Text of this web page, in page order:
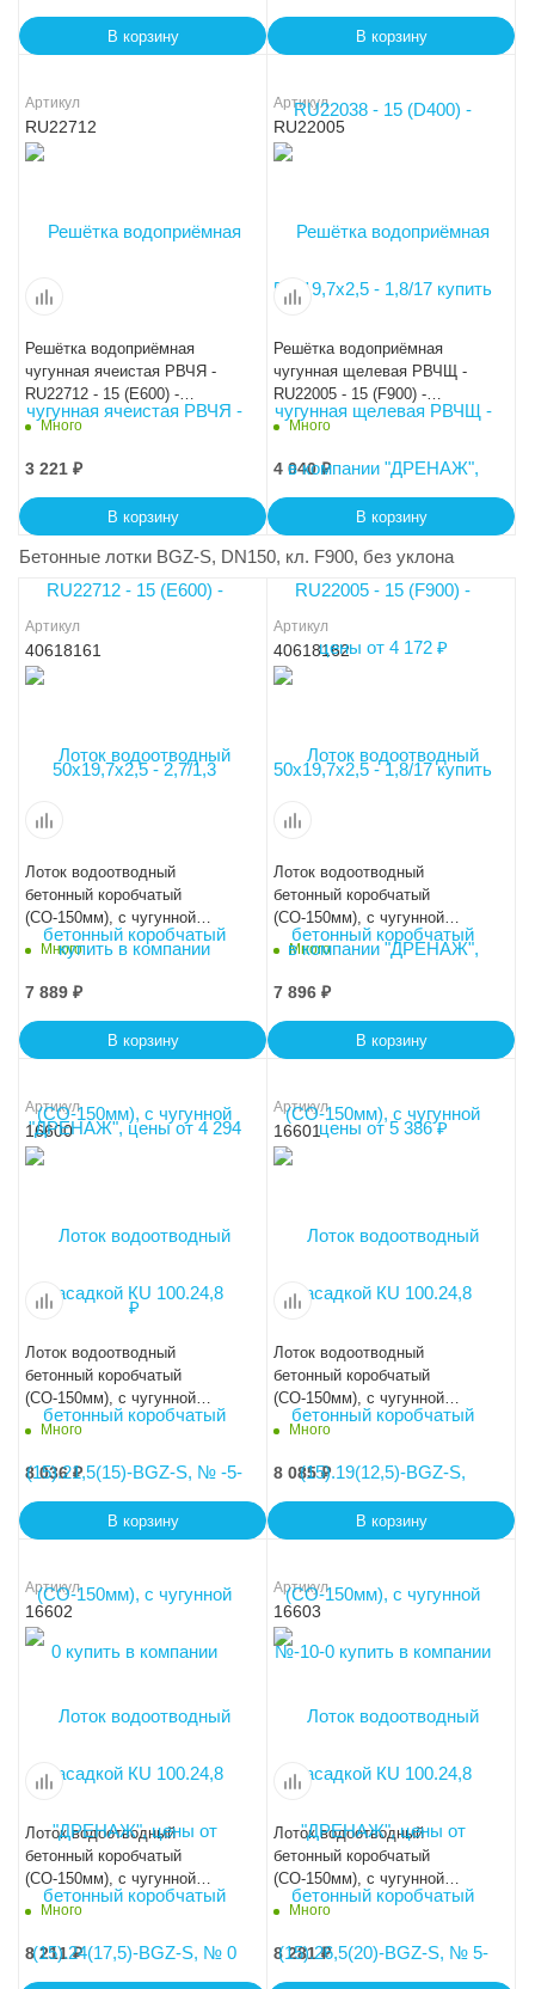
В корзину В корзину
Артикул
RU22712
Решётка водоприёмная
чугунная ячеистая РВЧЯ -
RU22712 - 15 (E600) -
50x19,7x2,5 - 2,7/1,3
Много
3 221 ₽
В корзину
Артикул
RU22005
Решётка водоприёмная
чугунная щелевая РВЧЩ -
RU22005 - 15 (F900) -
50х19,7х2,5 - 1,8/17
Много
4 040₽
В корзину
Бетонные лотки BGZ-S, DN150, кл. F900, без уклона
Артикул
40618161
Лоток водоотводный
бетонный коробчатый
(СО-150мм), с чугунной
насадкой КU 100.24,8
(15).21,5(15)-BGZ-S, № -5-0
Много
7 889 ₽
В корзину
Артикул
40618162
Лоток водоотводный
бетонный коробчатый
(СО-150мм), с чугунной
насадкой КU 100.24,8
(15).19(12,5)-BGZ-S, №-10-0
Много
7 896 ₽
В корзину
Артикул
16600
Лоток водоотводный
бетонный коробчатый
(СО-150мм), с чугунной
насадкой КU 100.24,8
Много
8 036₽
В корзину
Артикул
16601
Лоток водоотводный
бетонный коробчатый
(СО-150мм), с чугунной
насадкой КU 100.24,8
Много
8 085₽
В корзину
Артикул
16602
Лоток водоотводный
бетонный коробчатый
(СО-150мм), с чугунной
насадкой КU 100.24,8
Много
8 211₽
Артикул
16603
Лоток водоотводный
бетонный коробчатый
(СО-150мм), с чугунной
насадкой КU 100.24,8
Много
8 281₽